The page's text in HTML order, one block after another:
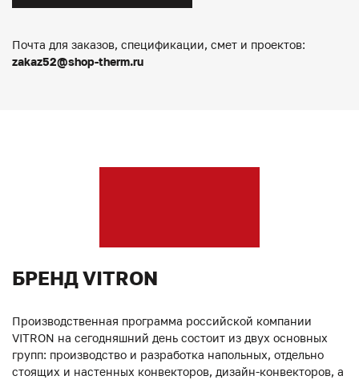
Почта для заказов, спецификации, смет и проектов:
zakaz52@shop-therm.ru
БРЕНД VITRON
Производственная программа российской компании
VITRON на сегодняшний день состоит из двух основных
групп: производство и разработка напольных, отдельно
стоящих и настенных конвекторов, дизайн-конвекторов, а